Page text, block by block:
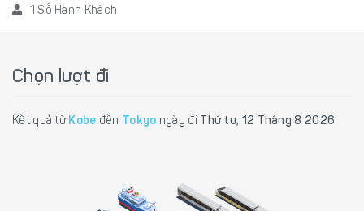
1 Số Hành Khách
Chọn lượt đi
Kết quả từ Kobe đến Tokyo ngày đi Thứ tư, 12 Tháng 8 2026